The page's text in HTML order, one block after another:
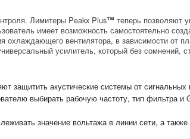
Лимитеры Peakx Plus™ теперь позволяют
имеет возможность самостоятельно
охлаждающего вентилятора, в зависимости от
усилитель, который без сомнений,
защитить акустические системы от сигнальных
выбирать рабочую частоту, тип фильтра и
значение вольтажа в линии сети, а